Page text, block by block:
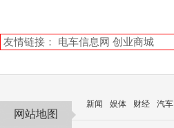
友情链接： 电车信息网 创业商城
网站地图
新闻 娱体 财经 汽车